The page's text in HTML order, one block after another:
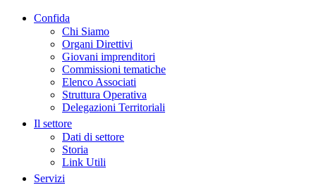
Confida
Chi Siamo
Organi Direttivi
Giovani imprenditori
Commissioni tematiche
Elenco Associati
Struttura Operativa
Delegazioni Territoriali
Il settore
Dati di settore
Storia
Link Utili
Servizi